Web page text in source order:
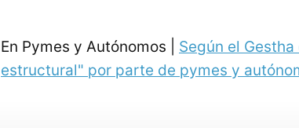
En Pymes y Autónomos | Según el
estructural" por parte de pymes y